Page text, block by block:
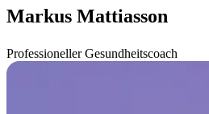
Markus Mattiasson
Professioneller Gesundheitscoach